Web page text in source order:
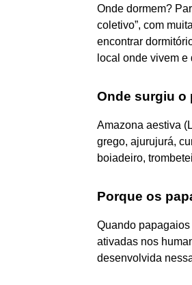
Onde dormem?
coletivo”, com
encontrar
local onde vivem
Onde surgiu o
Amazona aestiva
grego, ajurujurá,
boiadeiro,
Porque os
Quando
ativadas nos
desenvolvida